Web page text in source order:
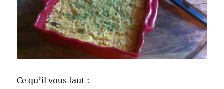
Ce qu’il vous faut :